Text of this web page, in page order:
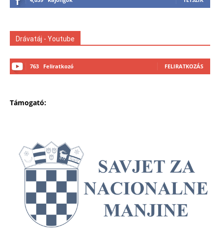
Drávatáj - Youtube
763 Feliratkozó FELIRATKOZÁS
Támogató: